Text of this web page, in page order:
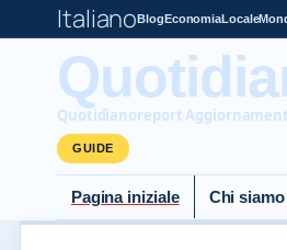
ItalianoBlogEconomiaLocale
Quotidianoreport
GUIDE
Pagina iniziale Chi siamo